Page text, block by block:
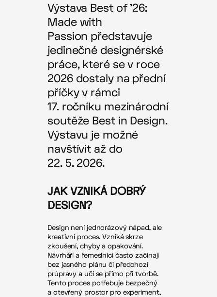
Výstava Best of ’26:
Made with
Passion představuje
jedinečné designérské
práce, které se v roce
2026 dostaly na přední
příčky v rámci
17. ročníku mezinárodní
soutěže Best in Design.
Výstavu je možné
navštívit až do
22. 5. 2026.
JAK VZNIKÁ DOBRÝ
DESIGN?
Design není jednorázový nápad, ale
kreativní proces. Vzniká skrze
zkoušení, chyby a opakování.
Návrháři a řemeslníci často začínají
bez jasného plánu či předchozí
průpravy a učí se přímo při tvorbě.
Tento proces potřebuje bezpečný
a otevřený prostor pro experiment,